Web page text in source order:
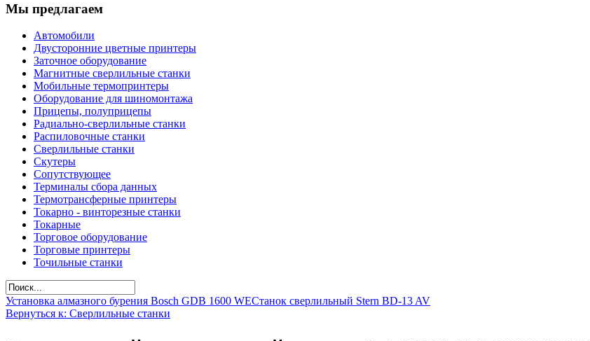
Мы предлагаем
Автомобили
Двусторонние цветные принтеры
Заточное оборудование
Магнитные сверлильные станки
Мобильные термопринтеры
Оборудование для шиномонтажа
Прицепы, полуприцепы
Радиально-сверлильные станки
Распиловочные станки
Сверлильные станки
Скутеры
Сопутствующее
Терминалы сбора данных
Термотрансферные принтеры
Токарно - винторезные станки
Токарные
Торговое оборудование
Торговые принтеры
Точильные станки
Установка алмазного бурения Bosch GDB 1600 WEСтанок сверлильный Stern BD-13 AV
Вернуться к: Сверлильные станки